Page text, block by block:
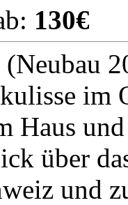
130€
(Neubau
im
Haus
über
und